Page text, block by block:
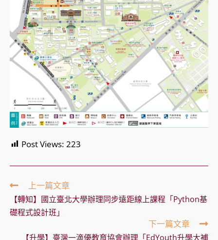
Post Views: 223
Read
more
articles
上一篇文章
【轉知】國立臺北大學辦理同步遠距線上課程「Python基
礎程式設計班」
下一篇文章
【升學】臺灣一滴優教育協會辦理「EdYouth升學大補